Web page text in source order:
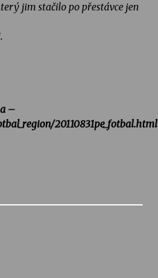
jim stačilo po přestávce jen
–
20110831pe_fotbal.html